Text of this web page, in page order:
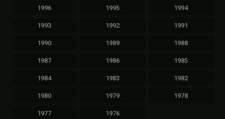
1996 1995 1994
1993 1992 1991
1990 1989 1988
1987 1986 1985
1984 1983 1982
1980 1979 1978
1977 1976